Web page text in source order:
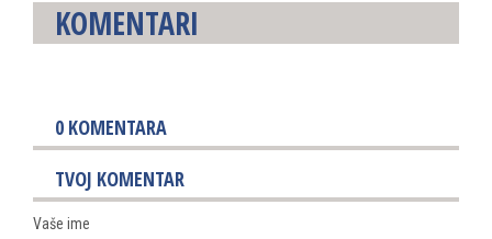
KOMENTARI
0 KOMENTARA
TVOJ KOMENTAR
Vaše ime